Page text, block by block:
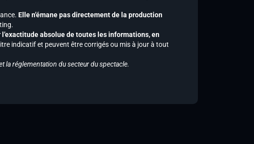
Elle n’émane pas directement de la production
absolue de toutes les informations, en
indicatif et peuvent être corrigés ou mis à jour à tout
la réglementation du secteur du spectacle.